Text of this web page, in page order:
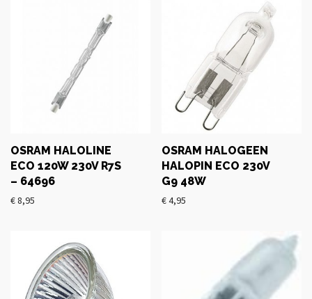
OSRAM HALOLINE
ECO 120W 230V R7S
– 64696
€8,95
OSRAM HALOGEEN
HALOPIN ECO 230V
G9 48W
€4,95